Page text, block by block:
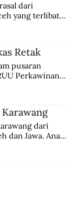
dari
yang terlibat
Retak
pusaran
Perkawinan.
dari
dan Jawa. Anak